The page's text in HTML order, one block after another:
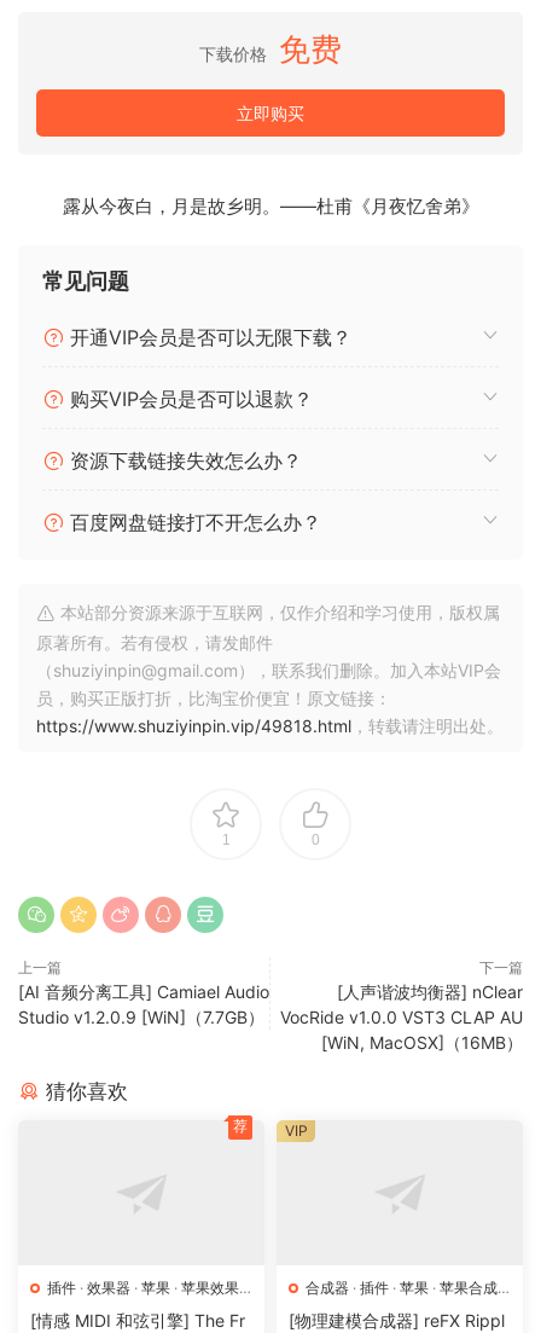
下载价格 免费
立即购买
露从今夜白，月是故乡明。——杜甫《月夜忆舍弟》
常见问题
开通VIP会员是否可以无限下载？
购买VIP会员是否可以退款？
资源下载链接失效怎么办？
百度网盘链接打不开怎么办？
本站部分资源来源于互联网，仅作介绍和学习使用，版权属
原著所有。若有侵权，请发邮件
（shuziyinpin@gmail.com），联系我们删除。加入本站VIP会
员，购买正版打折，比淘宝价便宜！原文链接：
https://www.shuziyinpin.vip/49818.html ，转载请注明出处。
1 0
上一篇
[AI 音频分离工具] Camiael Audio
Studio v1.2.0.9 [WiN]（7.7GB）
下一篇
[人声谐波均衡器] nClear
VocRide v1.0.0 VST3 CLAP AU
[WiN, MacOSX]（16MB）
猜你喜欢
插件 · 效果器 · 苹果 · 苹果效果
器
[情感 MIDI 和弦引擎] The Fr
荐
合成器 · 插件 · 苹果 · 苹果合成
器
[物理建模合成器] reFX Rippl
VIP